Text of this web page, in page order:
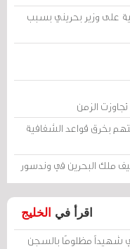
على وزير بحريني بسبب
الزمن
بخرق قواعد الشفافية
ملك البحرين في وندسور
اقرأ في الخليج
شهيداً مظلومًا بالسجن